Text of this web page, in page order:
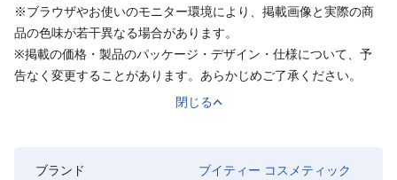
※ブラウザやお使いのモニター環境により、掲載画像と実際の商
品の色味が若干異なる場合があります。
※掲載の価格・製品のパッケージ・デザイン・仕様について、予
告なく変更することがあります。あらかじめご了承ください。
閉じる
ブランド
ブイティー コスメティック